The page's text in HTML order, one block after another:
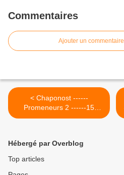
Commentaires
Ajouter un commentaire
< Chaponost ------
Promeneurs 2 ------15
novembre 2017
Hébergé par Overblog
Top articles